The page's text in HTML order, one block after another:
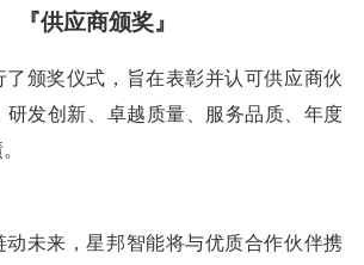
『供应商颁奖』
了颁奖仪式，旨在表彰并认可供应商伙
研发创新、卓越质量、服务品质、年度
动未来，星邦智能将与优质合作伙伴携